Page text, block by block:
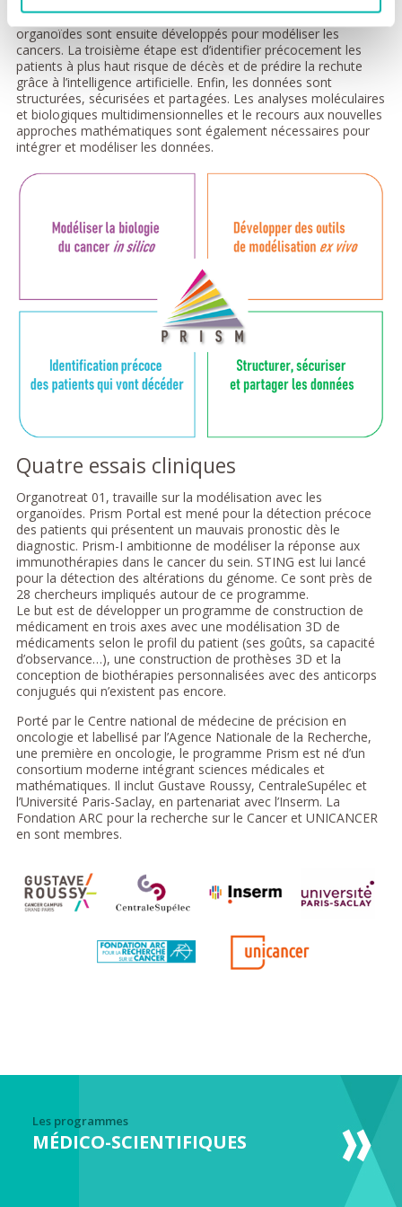
les mutations et la réponse aux médicaments complexes. Des
organoïdes sont ensuite développés pour modéliser les
cancers. La troisième étape est d’identifier précocement les
patients à plus haut risque de décès et de prédire la rechute
grâce à l’intelligence artificielle. Enfin, les données sont
structurées, sécurisées et partagées. Les analyses moléculaires
et biologiques multidimensionnelles et le recours aux nouvelles
approches mathématiques sont également nécessaires pour
intégrer et modéliser les données.
Quatre essais cliniques
Organotreat 01, travaille sur la modélisation avec les
organoïdes. Prism Portal est mené pour la détection précoce
des patients qui présentent un mauvais pronostic dès le
diagnostic. Prism-I ambitionne de modéliser la réponse aux
immunothérapies dans le cancer du sein. STING est lui lancé
pour la détection des altérations du génome. Ce sont près de
28 chercheurs impliqués autour de ce programme.
Le but est de développer un programme de construction de
médicament en trois axes avec une modélisation 3D de
médicaments selon le profil du patient (ses goûts, sa capacité
d’observance…), une construction de prothèses 3D et la
conception de biothérapies personnalisées avec des anticorps
conjugués qui n’existent pas encore.
Porté par le Centre national de médecine de précision en
oncologie et labellisé par l’Agence Nationale de la Recherche,
une première en oncologie, le programme Prism est né d’un
consortium moderne intégrant sciences médicales et
mathématiques. Il inclut Gustave Roussy, CentraleSupélec et
l’Université Paris-Saclay, en partenariat avec l’Inserm. La
Fondation ARC pour la recherche sur le Cancer et UNICANCER
en sont membres.
Les programmes
MÉDICO-SCIENTIFIQUES